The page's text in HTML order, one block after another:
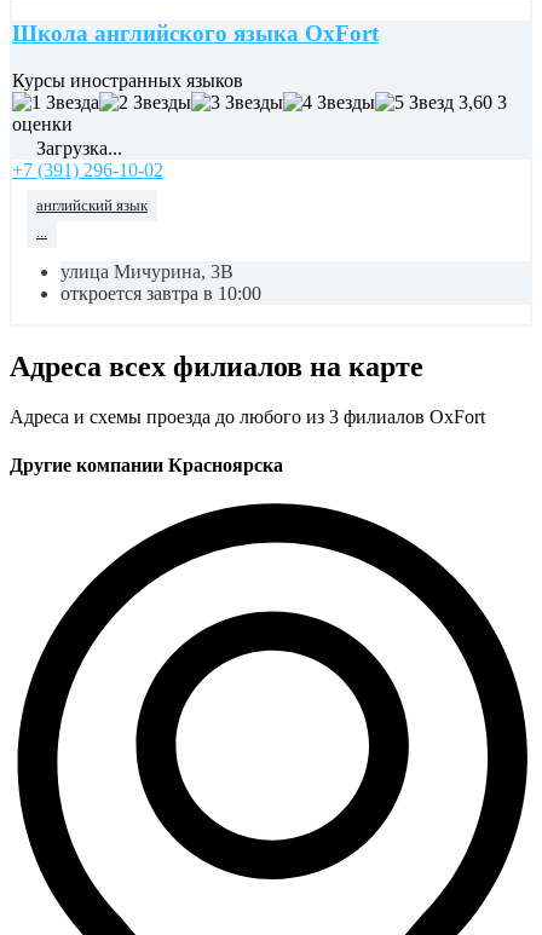
Школа английского языка OxFort
Курсы иностранных языков
3,60 3
оценки
Загрузка...
+7 (391) 296-10-02
английский язык
улица Мичурина, 3В
откроется завтра в 10:00
Адреса всех филиалов на карте
Адреса и схемы проезда до любого из 3 филиалов OxFort
Другие компании Красноярска